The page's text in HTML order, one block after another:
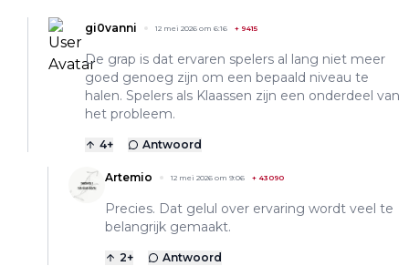
gi0vanni 12 mei 2026 om 6:16 + 9415
De grap is dat ervaren spelers al lang niet meer
goed genoeg zijn om een bepaald niveau te
halen. Spelers als Klaassen zijn een onderdeel van
het probleem.
4+ Antwoord
Artemio 12 mei 2026 om 9:06 + 43090
Precies. Dat gelul over ervaring wordt veel te
belangrijk gemaakt.
2+ Antwoord